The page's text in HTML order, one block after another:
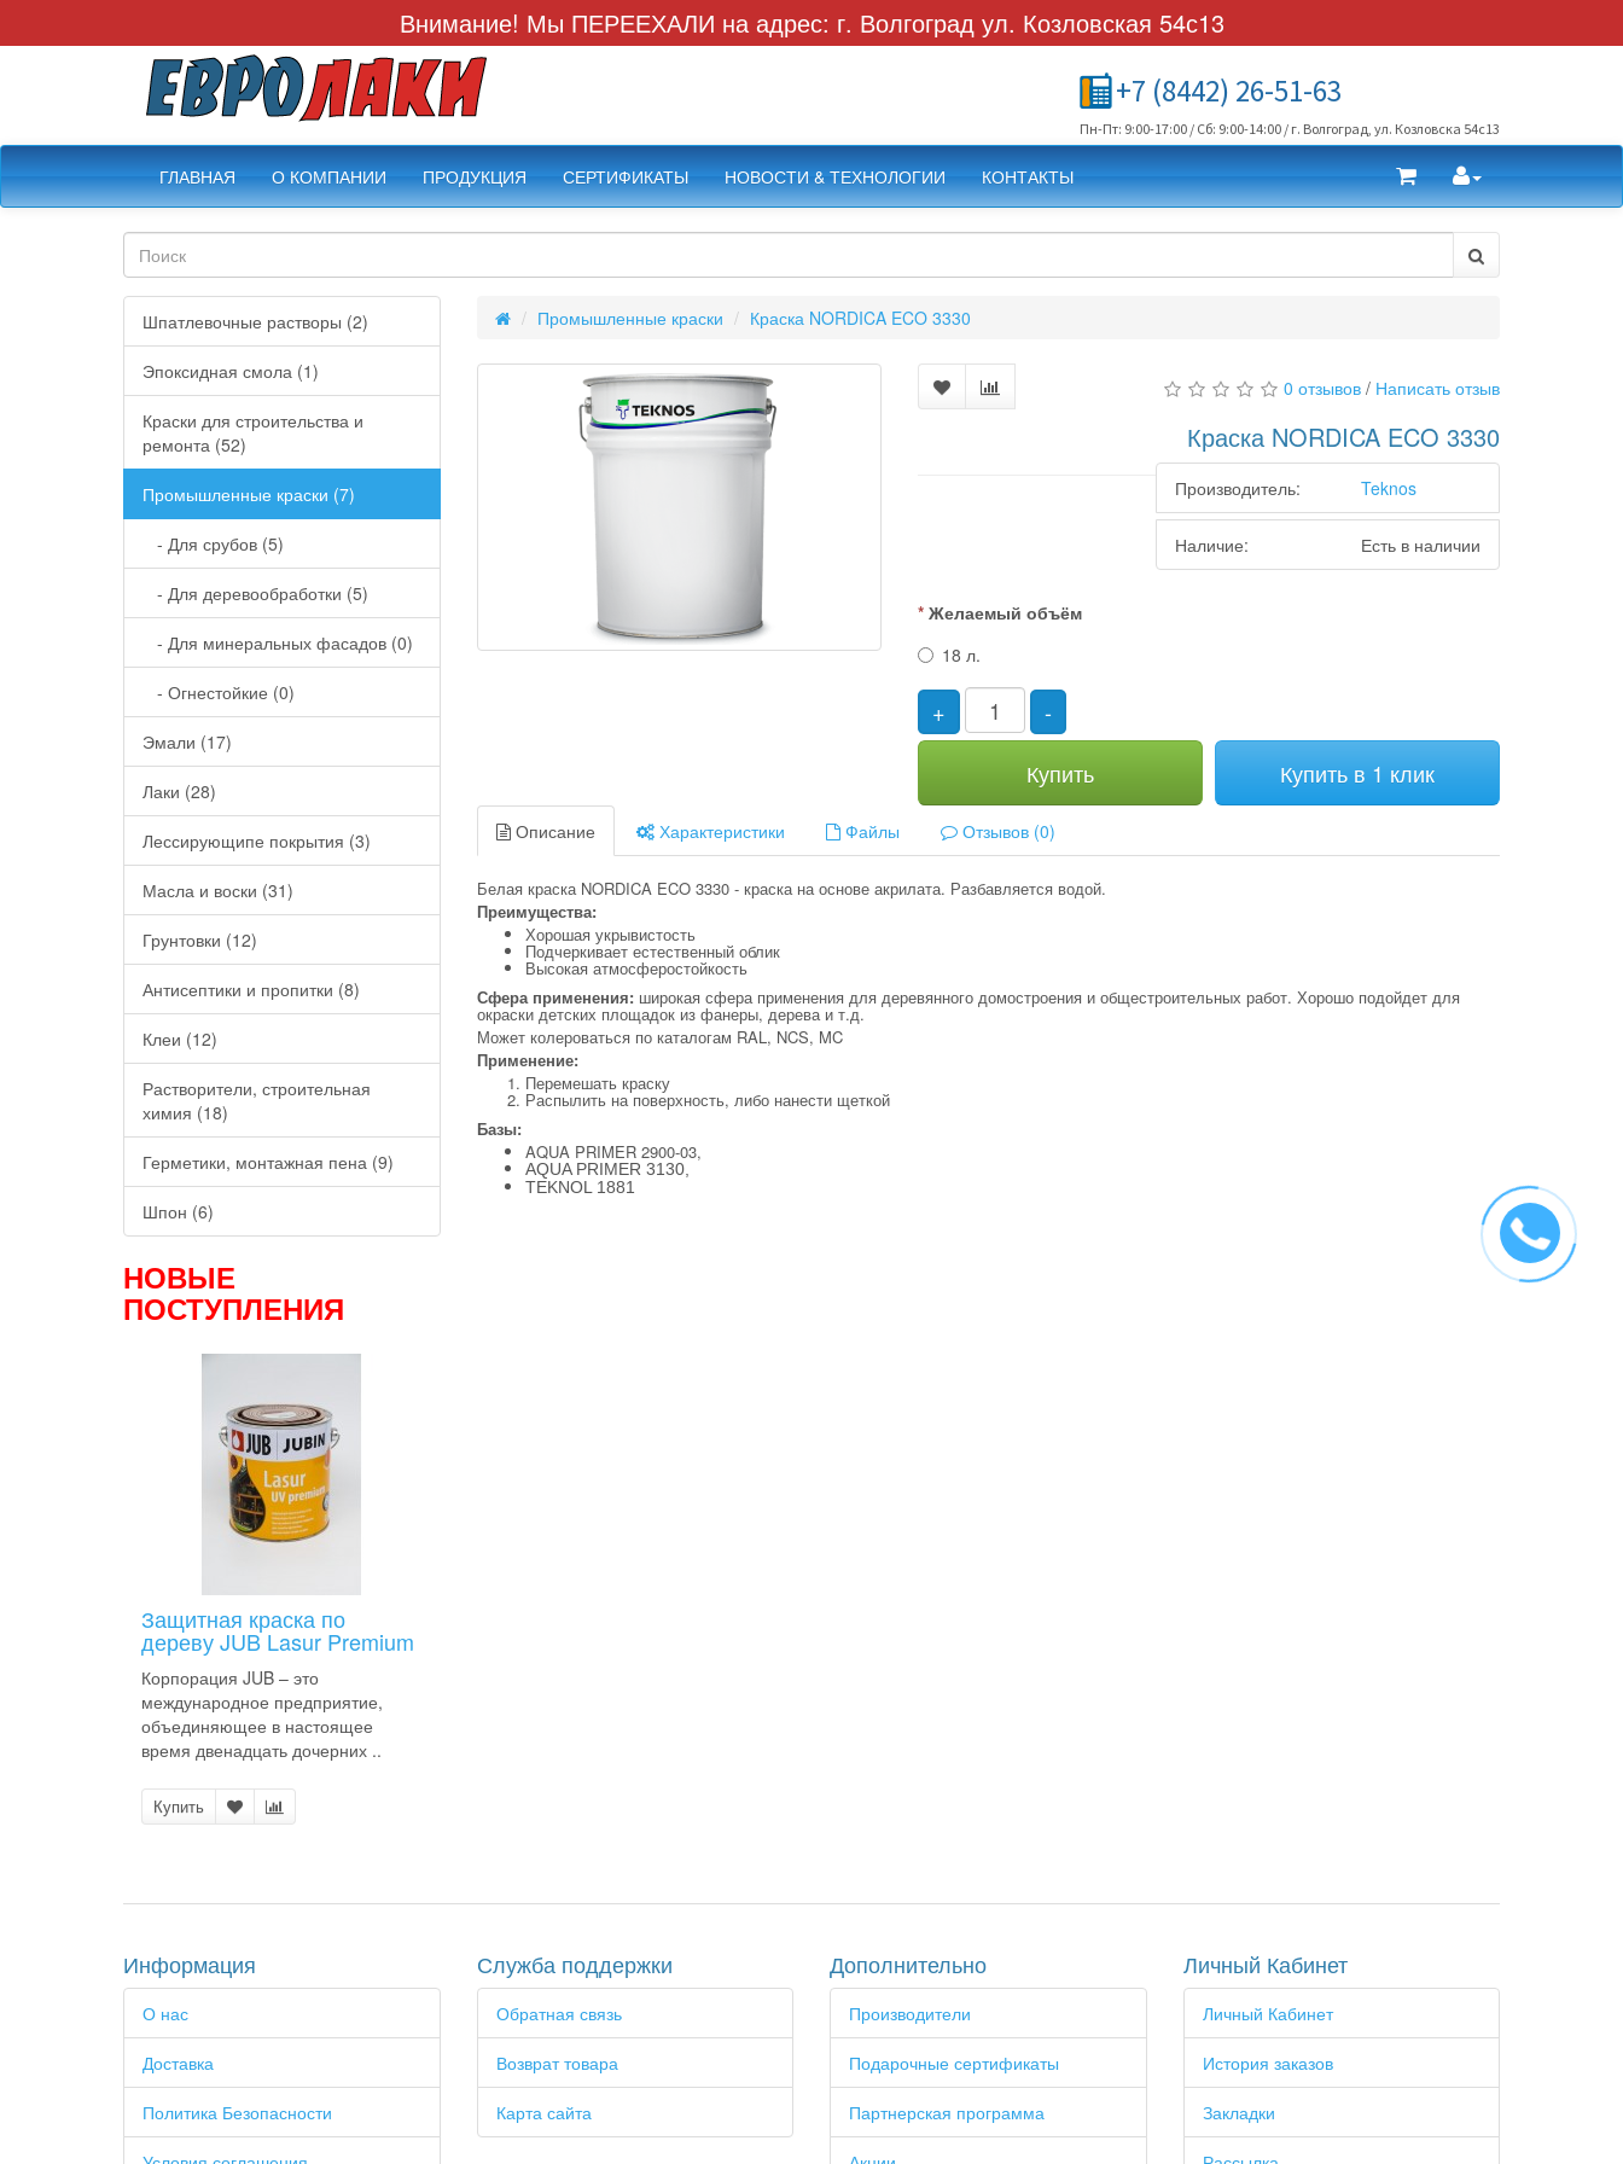
Внимание! Мы ПЕРЕЕХАЛИ на адрес: г. Волгоград ул. Козловская 54с13
+7 (8442) 26-51-63
Пн-Пт: 9:00-17:00 / Сб: 9:00-14:00 / г. Волгоград, ул. Козловска 54с13
ГЛАВНАЯ О КОМПАНИИ ПРОДУКЦИЯ СЕРТИФИКАТЫ НОВОСТИ & ТЕХНОЛОГИИ КОНТАКТЫ
Шпатлевочные растворы (2)
Эпоксидная смола (1)
Краски для строительства и
ремонта (52)
Промышленные краски (7)
- Для срубов (5)
- Для деревообработки (5)
- Для минеральных фасадов (0)
- Огнестойкие (0)
Эмали (17)
Лаки (28)
Лессирующипе покрытия (3)
Масла и воски (31)
Грунтовки (12)
Антисептики и пропитки (8)
Клеи (12)
Растворители, строительная
химия (18)
Герметики, монтажная пена (9)
Шпон (6)
НОВЫЕ
ПОСТУПЛЕНИЯ
Защитная краска по
дереву JUB Lasur Premium
Корпорация JUB – это
международное предприятие,
объединяющее в настоящее
время двенадцать дочерних ..
Купить
Промышленные краски Краска NORDICA ECO 3330
0 отзывов / Написать отзыв
Краска NORDICA ECO 3330
Производитель: Teknos
Наличие: Есть в наличии
Желаемый объём
18 л.
+
-
Купить
Купить в 1 клик
Описание Характеристики Файлы Отзывов (0)
Белая краска NORDICA ECO 3330 - краска на основе акрилата. Разбавляется водой.
Преимущества:
Хорошая укрывистость
Подчеркивает естественный облик
Высокая атмосферостойкость
Сфера применения: широкая сфера применения для деревянного домостроения и общестроительных работ. Хорошо подойдет для
окраски детских площадок из фанеры, дерева и т.д.
Может колероваться по каталогам RAL, NCS, MC
Применение:
Перемешать краску
Распылить на поверхность, либо нанести щеткой
Базы:
AQUA PRIMER 2900-03,
AQUA PRIMER 3130,
TEKNOL 1881
Информация
О нас
Доставка
Политика Безопасности
Служба поддержки
Обратная связь
Возврат товара
Карта сайта
Дополнительно
Производители
Подарочные сертификаты
Партнерская программа
Личный Кабинет
Личный Кабинет
История заказов
Закладки